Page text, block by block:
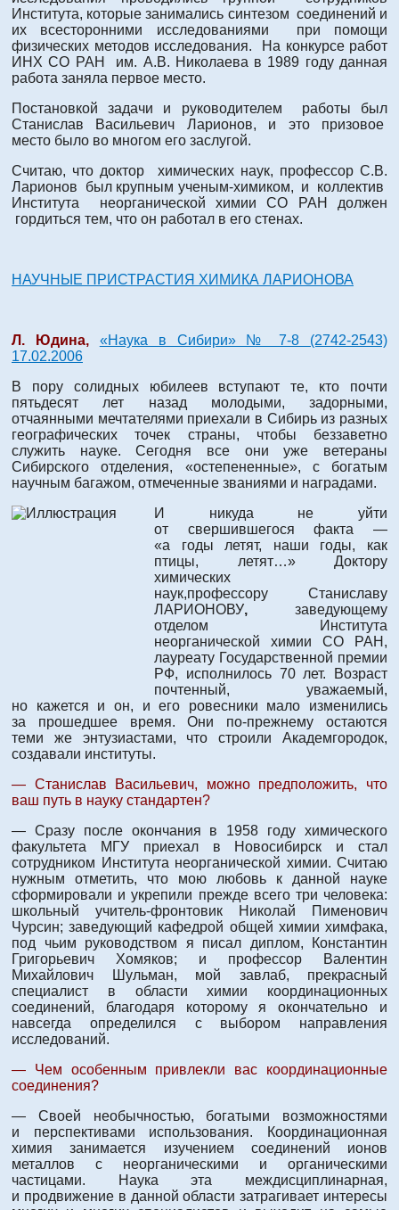
Института, которые занимались синтезом соединений и
их всесторонними исследованиями при помощи
физических методов исследования. На конкурсе работ
ИНХ СО РАН им. А.В. Николаева в 1989 году данная
работа заняла первое место.
Постановкой задачи и руководителем работы был
Станислав Васильевич Ларионов, и это призовое
место было во многом его заслугой.
Считаю, что доктор химических наук, профессор С.В.
Ларионов был крупным ученым-химиком, и коллектив
Института неорганической химии СО РАН должен
гордиться тем, что он работал в его стенах.
НАУЧНЫЕ ПРИСТРАСТИЯ ХИМИКА ЛАРИОНОВА
Л. Юдина, «Наука в Сибири» № 7-8 (2742-2543)
17.02.2006
В пору солидных юбилеев вступают те, кто почти
пятьдесят лет назад молодыми, задорными,
отчаянными мечтателями приехали в Сибирь из разных
географических точек страны, чтобы беззаветно
служить науке. Сегодня все они уже ветераны
Сибирского отделения, «остепененные», с богатым
научным багажом, отмеченные званиями и наградами.
И никуда не уйти
от свершившегося факта —
«а годы летят, наши годы, как
птицы, летят…» Доктору
химических
наук,профессору Станиславу
ЛАРИОНОВУ, заведующему
отделом Института
неорганической химии СО РАН,
лауреату Государственной премии
РФ, исполнилось 70 лет. Возраст
почтенный, уважаемый,
но кажется и он, и его ровесники мало изменились
за прошедшее время. Они по-прежнему остаются
теми же энтузиастами, что строили Академгородок,
создавали институты.
— Станислав Васильевич, можно предположить, что
ваш путь в науку стандартен?
— Сразу после окончания в 1958 году химического
факультета МГУ приехал в Новосибирск и стал
сотрудником Института неорганической химии. Считаю
нужным отметить, что мою любовь к данной науке
сформировали и укрепили прежде всего три человека:
школьный учитель-фронтовик Николай Пименович
Чурсин; заведующий кафедрой общей химии химфака,
под чьим руководством я писал диплом, Константин
Григорьевич Хомяков; и профессор Валентин
Михайлович Шульман, мой завлаб, прекрасный
специалист в области химии координационных
соединений, благодаря которому я окончательно и
навсегда определился с выбором направления
исследований.
— Чем особенным привлекли вас координационные
соединения?
— Своей необычностью, богатыми возможностями
и перспективами использования. Координационная
химия занимается изучением соединений ионов
металлов с неорганическими и органическими
частицами. Наука эта междисциплинарная,
и продвижение в данной области затрагивает интересы